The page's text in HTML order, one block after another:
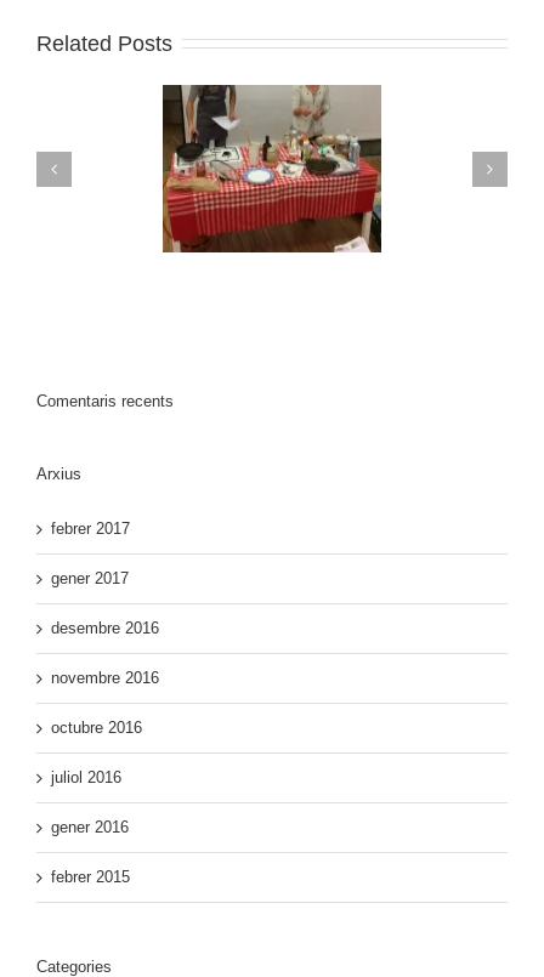
Related Posts
CUINA
AGRAIMENT 2on.
TALLER DE CUINA
VITAL
Comentaris recents
Arxius
febrer 2017
gener 2017
desembre 2016
novembre 2016
octubre 2016
juliol 2016
gener 2016
febrer 2015
Categories